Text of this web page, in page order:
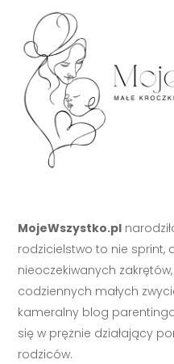
MojeWszystko.pl
rodzicielstwo to nie sprint,
nieoczekiwanych
codziennych małych
kameralny blog
się w prężnie działający
rodziców.